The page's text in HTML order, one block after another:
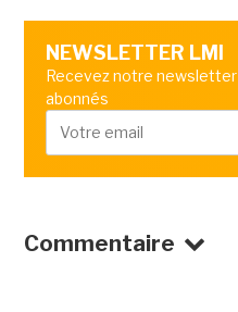
NEWSLETTER LMI
Recevez notre
abonnés
Commentaire